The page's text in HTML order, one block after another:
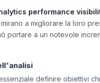
performance
a migliorare la loro
portare a un notevole